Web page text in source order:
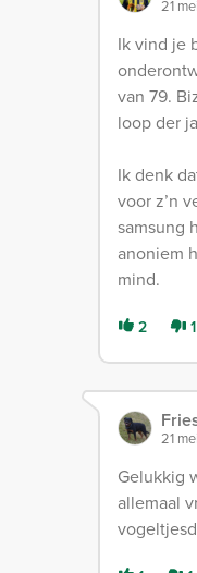
21
Ik vind je
van 79.
loop der
Ik denk
voor z’n
samsung
anoniem
mind.
2 1
21
Gelukkig
allemaal